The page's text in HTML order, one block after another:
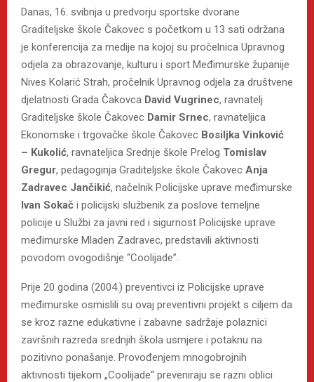
Danas, 16. svibnja u predvorju sportske dvorane
Graditeljske škole Čakovec s početkom u 13 sati održana
je konferencija za medije na kojoj su pročelnica Upravnog
odjela za obrazovanje, kulturu i sport Međimurske županije
Nives Kolarić Strah, pročelnik Upravnog odjela za društvene
djelatnosti Grada Čakovca David Vugrinec, ravnatelj
Graditeljske škole Čakovec Damir Srnec, ravnateljica
Ekonomske i trgovačke škole Čakovec Bosiljka Vinković
– Kukolić, ravnateljica Srednje škole Prelog Tomislav
Gregur, pedagoginja Graditeljske škole Čakovec Anja
Zadravec Jančikić, načelnik Policijske uprave međimurske
Ivan Sokač i policijski službenik za poslove temeljne
policije u Službi za javni red i sigurnost Policijske uprave
međimurske Mladen Zadravec, predstavili aktivnosti
povodom ovogodišnje “Coolijade”.
Prije 20 godina (2004.) preventivci iz Policijske uprave
međimurske osmislili su ovaj preventivni projekt s ciljem da
se kroz razne edukativne i zabavne sadržaje polaznici
završnih razreda srednjih škola usmjere i potaknu na
pozitivno ponašanje. Provođenjem mnogobrojnih
aktivnosti tijekom „Coolijade“ preveniraju se razni oblici